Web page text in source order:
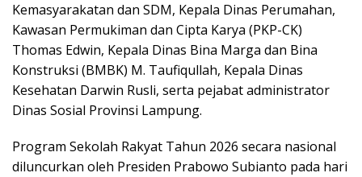
Kemasyarakatan dan SDM, Kepala Dinas Perumahan,
Kawasan Permukiman dan Cipta Karya (PKP-CK)
Thomas Edwin, Kepala Dinas Bina Marga dan Bina
Konstruksi (BMBK) M. Taufiqullah, Kepala Dinas
Kesehatan Darwin Rusli, serta pejabat administrator
Dinas Sosial Provinsi Lampung.
Program Sekolah Rakyat Tahun 2026 secara nasional
diluncurkan oleh Presiden Prabowo Subianto pada hari